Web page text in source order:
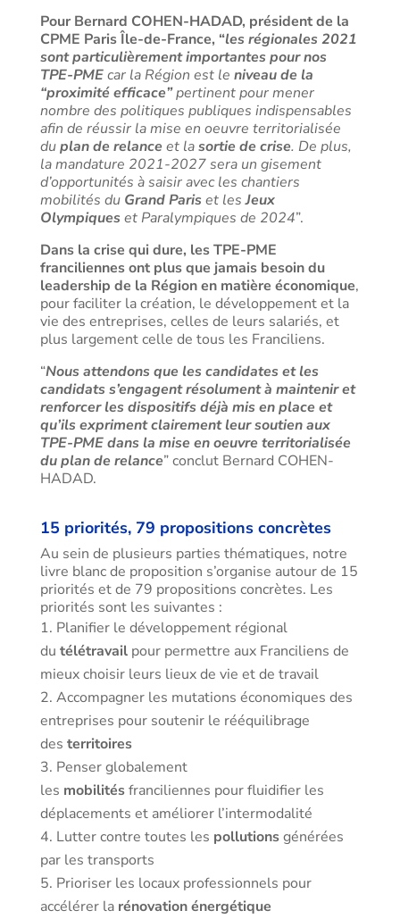
Pour Bernard COHEN-HADAD, président de la
CPME Paris Île-de-France, “les régionales 2021
sont particulièrement importantes pour nos
TPE-PMEcar la Région est le niveau de la
“proximité efficace”pertinent pour mener
nombre des politiques publiques indispensables
afin de réussir la mise en oeuvre territorialisée
duplan de relance et lasortie de crise. De plus,
la mandature 2021-2027 sera un gisement
d’opportunités à saisir avec les chantiers
mobilités du Grand Paris et lesJeux
Olympiques et Paralympiques de 2024”.
Dans la crise qui dure, les TPE-PME
franciliennes ont plus que jamais besoin du
leadership de la Région en matière économique,
pour faciliter la création, le développement et la
vie des entreprises, celles de leurs salariés, et
plus largement celle de tous les Franciliens.
“Nous attendons que les candidates et les
candidats s’engagent résolument à maintenir et
renforcer les dispositifs déjà mis en place et
qu’ils expriment clairement leur soutien aux
TPE-PME dans la mise en oeuvre territorialisée
du plan de relance” conclut Bernard COHEN-
HADAD.
15 priorités, 79 propositions concrètes
Au sein de plusieurs parties thématiques, notre
livre blanc de proposition s’organise autour de 15
priorités et de 79 propositions concrètes. Les
priorités sont les suivantes :
Planifier le développement régional
du télétravailpour permettre aux Franciliens de
mieux choisir leurs lieux de vie et de travail
Accompagner les mutations économiques des
entreprises pour soutenir le rééquilibrage
des territoires
Penser globalement
les mobilitésfranciliennes pour fluidifier les
déplacements et améliorer l’intermodalité
Lutter contre toutes les pollutionsgénérées
par les transports
Prioriser les locaux professionnels pour
accélérer la rénovation énergétique